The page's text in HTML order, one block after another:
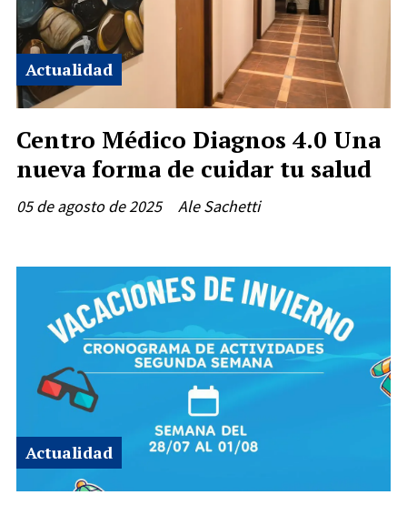
Centro Médico Diagnos 4.0 Una
nueva forma de cuidar tu salud
Ale Sachetti
Actualidad
05 de agosto de 2025
Actualidad